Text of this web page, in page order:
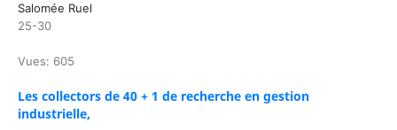
Salomée Ruel
25-30
Vues: 605
Les collectors de 40 + 1 de recherche en gestion
industrielle,